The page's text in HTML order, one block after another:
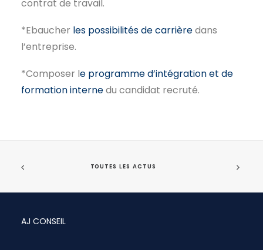
contrat de travail.
*Ebaucher les possibilités de carrièredans
l’entreprise.
*Composer le programme d’intégration et de
formation internedu candidat recruté.
TOUTES LES ACTUS
AJ CONSEIL